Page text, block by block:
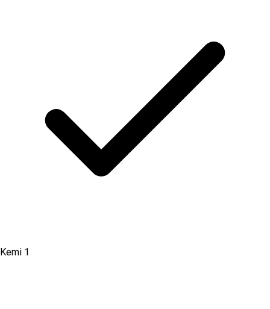
Kemi 1